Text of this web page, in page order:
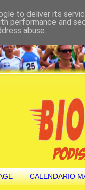
CALENDARIO
to deliver its
performance and
abuse.